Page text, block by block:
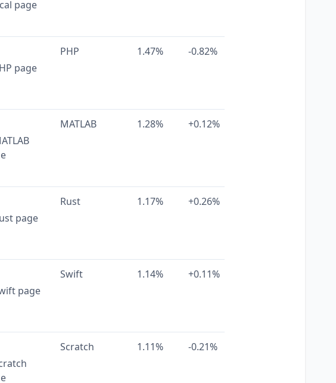
PHP 1.47% -0.82%
MATLAB 1.28% +0.12%
Rust 1.17% +0.26%
Swift 1.14% +0.11%
Scratch 1.11% -0.21%